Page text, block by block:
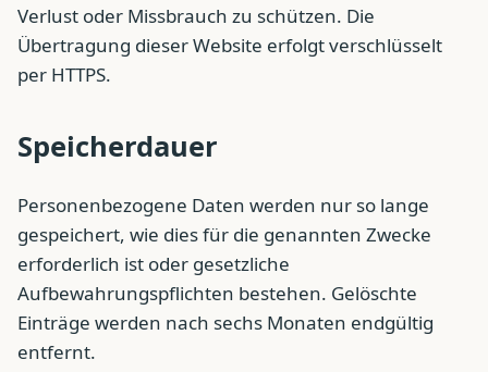
Verlust oder Missbrauch zu schützen. Die
Übertragung dieser Website erfolgt verschlüsselt
per HTTPS.
Speicherdauer
Personenbezogene Daten werden nur so lange
gespeichert, wie dies für die genannten Zwecke
erforderlich ist oder gesetzliche
Aufbewahrungspflichten bestehen. Gelöschte
Einträge werden nach sechs Monaten endgültig
entfernt.